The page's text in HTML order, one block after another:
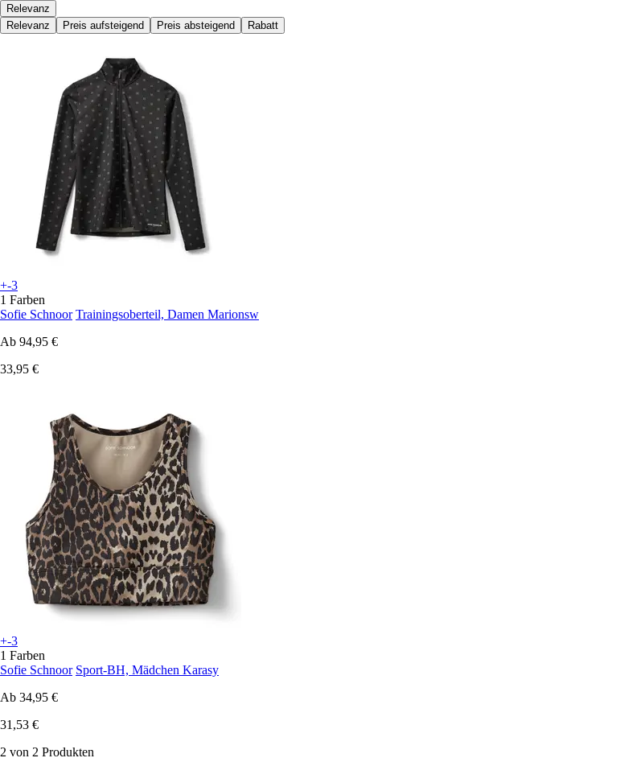
Relevanz
Relevanz
Preis aufsteigend Preis absteigend Rabatt
+-3
1 Farben
Sofie Schnoor Trainingsoberteil, Damen Marionsw
Ab 94,95 €
33,95 €
+-3
1 Farben
Sofie Schnoor Sport-BH, Mädchen Karasy
Ab 34,95 €
31,53 €
2 von 2 Produkten